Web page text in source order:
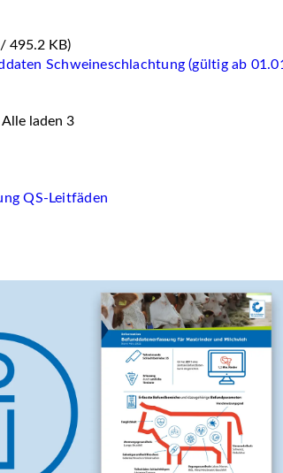
495.2 KB)
Schweineschlachtung (gültig ab
Alle laden 3
QS-Leitfäden